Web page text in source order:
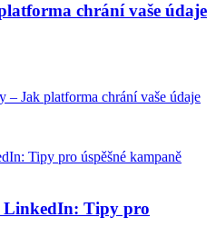
chrání vaše údaje
– Jak platforma chrání vaše údaje
LinkedIn: Tipy pro